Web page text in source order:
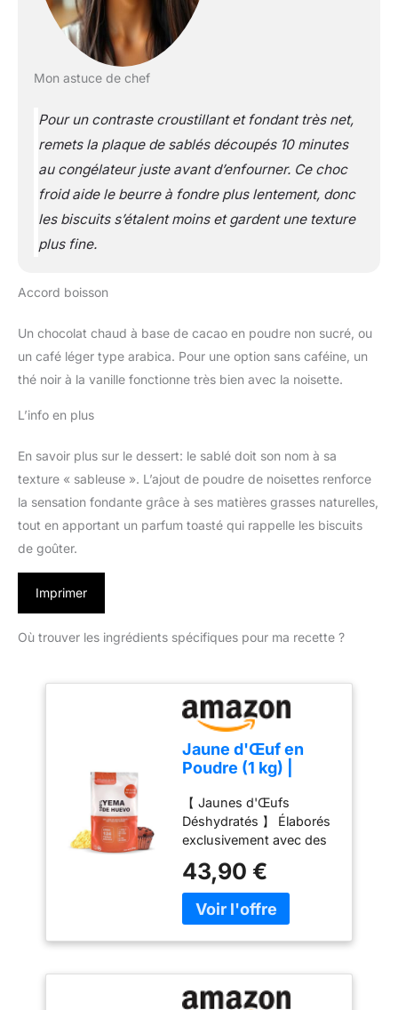
Mon astuce de chef
Pour un contraste croustillant et fondant très net,
remets la plaque de sablés découpés 10 minutes
au congélateur juste avant d’enfourner. Ce choc
froid aide le beurre à fondre plus lentement, donc
les biscuits s’étalent moins et gardent une texture
plus fine.
Accord boisson
Un chocolat chaud à base de cacao en poudre non sucré, ou
un café léger type arabica. Pour une option sans caféine, un
thé noir à la vanille fonctionne très bien avec la noisette.
L’info en plus
En savoir plus sur le dessert: le sablé doit son nom à sa
texture « sableuse ». L’ajout de poudre de noisettes renforce
la sensation fondante grâce à ses matières grasses naturelles,
tout en apportant un parfum toasté qui rappelle les biscuits
de goûter.
Imprimer
Où trouver les ingrédients spécifiques pour ma recette ?
Jaune d'Œuf en
Poudre (1 kg) |
Poudre | Œufs
Pasteurisés | Sans
Additifs | Produits
Sans Lactose |
Présentation en
Sachet Sous Vide
【 Jaunes d'Œufs
Déshydratés 】 Élaborés
exclusivement avec des
déshydratés,
garantissant un produit
de première qualité pour
préparation 【
Préparation 】 Avec un
43,90 €